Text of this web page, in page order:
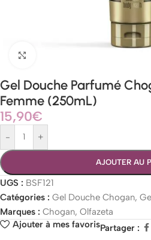
Gel Douche Parfumé
Femme (250mL)
15,90€
- +
AJOUTER AU
UGS : BSF121
Catégories : Gel Douche Chogan,
Marques : Chogan, Olfazeta
Ajouter à mes favorisPartager :